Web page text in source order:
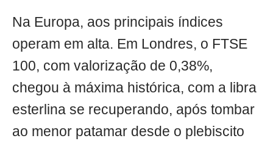
Na Europa, aos principais índices
operam em alta. Em Londres, o FTSE
100, com valorização de 0,38%,
chegou à máxima histórica, com a libra
esterlina se recuperando, após tombar
ao menor patamar desde o plebiscito